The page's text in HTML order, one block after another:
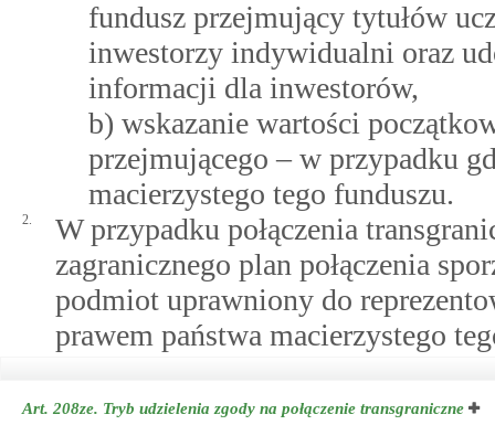
fundusz przejmujący tytułów
inwestorzy indywidualni oraz
informacji dla inwestorów,
b) wskazanie wartości
przejmującego – w przypadku
macierzystego tego funduszu.
2.
W przypadku połączenia
zagranicznego plan połączenia
podmiot uprawniony do
prawem państwa macierzystego
Art. 208ze. Tryb udzielenia zgody na połączenie transgraniczne